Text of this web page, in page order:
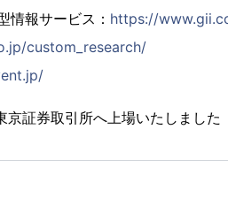
情報サービス： https://
custom_research/
証券取引所へ上場いたしました